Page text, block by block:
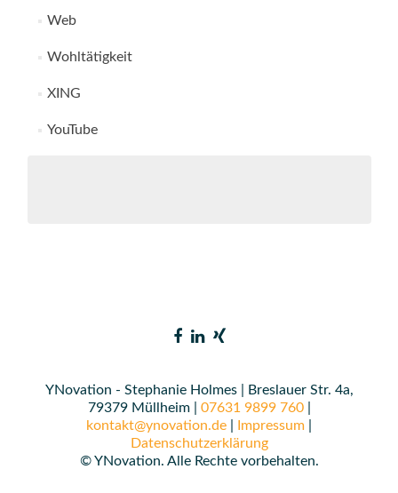
Web
Wohltätigkeit
XING
YouTube
YNovation - Stephanie Holmes | Breslauer Str. 4a,
79379 Müllheim | 07631 9899 760|
kontakt@ynovation.de
Impressum
Datenschutzerklärung
© YNovation. Alle Rechte vorbehalten.